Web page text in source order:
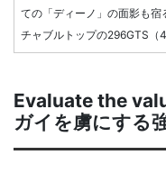
ての「ディーノ」の面影も
チャブルトップの296GTS（
Evaluate the
ガイを虜にする